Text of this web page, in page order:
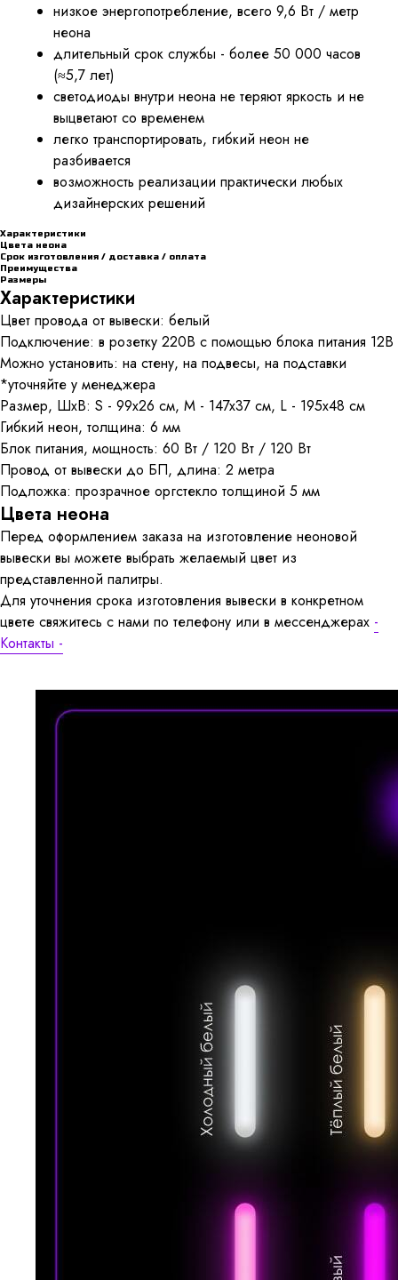
низкое энергопотребление, всего 9,6 Вт / метр
неона
длительный срок службы - более 50 000 часов
(≈5,7 лет)
светодиоды внутри неона не теряют яркость и не
выцветают со временем
легко транспортировать, гибкий неон не
разбивается
возможность реализации практически любых
дизайнерских решений
Характеристики
Цвета неона
Срок изготовления / доставка / оплата
Преимущества
Размеры
Характеристики
Цвет провода от вывески: белый
Подключение: в розетку 220В с помощью блока питания 12В
Можно установить: на стену, на подвесы, на подставки
*уточняйте у менеджера
Размер, ШхВ: S - 99x26 см, M - 147x37 см, L - 195x48 см
Гибкий неон, толщина: 6 мм
Блок питания, мощность: 60 Вт / 120 Вт / 120 Вт
Провод от вывески до БП, длина: 2 метра
Подложка: прозрачное оргстекло толщиной 5 мм
Цвета неона
Перед оформлением заказа на изготовление неоновой
вывески вы можете выбрать желаемый цвет из
представленной палитры.
Для уточнения срока изготовления вывески в конкретном
цвете свяжитесь с нами по телефону или в мессенджерах -
Контакты -